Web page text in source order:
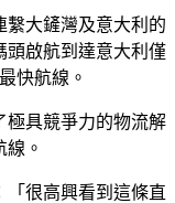
繫大鏟灣及意大利的
頭啟航到達意大利僅
快航線。
極具競爭力的物流解
。
「很高興看到這條直